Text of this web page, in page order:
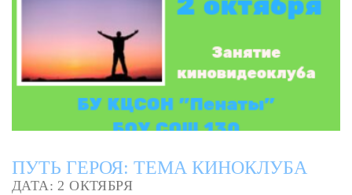
ПУТЬ ГЕРОЯ: ТЕМА КИНОКЛУБА
ДАТА: 2 ОКТЯБРЯ